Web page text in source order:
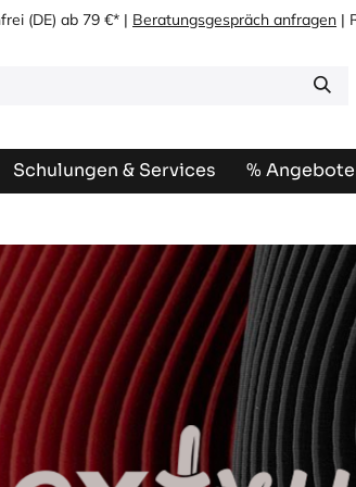
(DE) ab 79 €* | Beratungsgespräch anfragen |
Schulungen & Services % Angebote